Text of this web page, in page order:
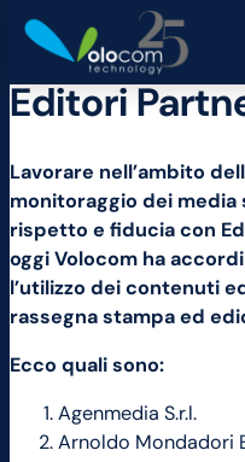
Editori
Lavorare nell’ambito
monitoraggio dei
rispetto e fiducia con
oggi Volocom ha
l’utilizzo dei contenuti
rassegna stampa ed
Ecco quali sono:
Agenmedia S.r.l.
Arnoldo Mondadori